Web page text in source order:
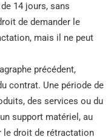
14 jours, sans
de demander le
mais il ne peut
précédent,
contrat. Une période de
des services ou du
support matériel, au
le droit de rétractation